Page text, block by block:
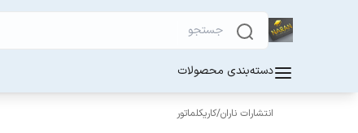
دسته‌بندی محصولات
انتشارات ناران/کاریکلماتور